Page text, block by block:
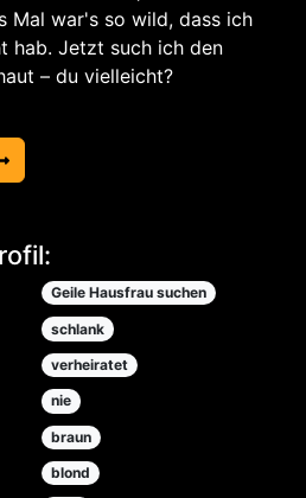
Mal war's so wild, dass ich
hab. Jetzt such ich den
– du vielleicht?
Geile Hausfrau suchen
schlank
verheiratet
nie
braun
blond